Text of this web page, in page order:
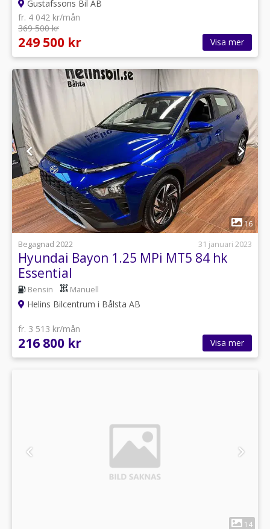
Gustafssons Bil AB
fr. 4 042 kr/mån
369 500 kr
249 500 kr Visa mer
1
16
Begagnad 2022
31 januari 2023
Hyundai Bayon 1.25 MPi MT5 84 hk
Essential
Bensin Manuell
Helins Bilcentrum i Bålsta AB
fr. 3 513 kr/mån
216 800 kr Visa mer
14